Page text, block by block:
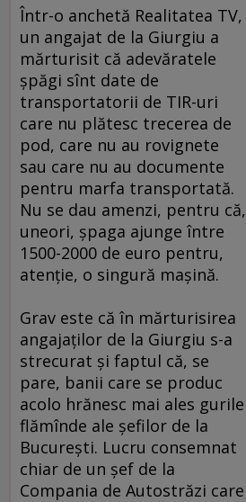
Într-o anchetă Realitatea TV,
un angajat de la Giurgiu a
mărturisit că adevăratele
şpăgi sînt date de
transportatorii de TIR-uri
care nu plătesc trecerea de
pod, care nu au rovignete
sau care nu au documente
pentru marfa transportată.
Nu se dau amenzi, pentru că,
uneori, şpaga ajunge între
1500-2000 de euro pentru,
atenţie, o singură maşină.
Grav este că în mărturisirea
angajaţilor de la Giurgiu s-a
strecurat şi faptul că, se
pare, banii care se produc
acolo hrănesc mai ales gurile
flămînde ale şefilor de la
Bucureşti. Lucru consemnat
chiar de un şef de la
Compania de Autostrăzi care